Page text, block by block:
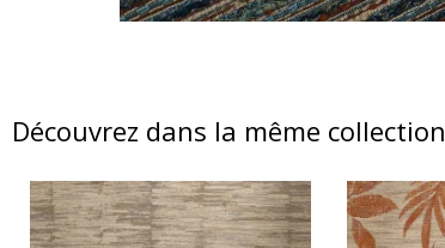
Découvrez dans la même collection